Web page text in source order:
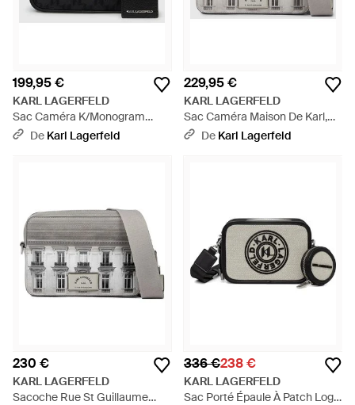
199,95 €
KARL LAGERFELD
Sac Caméra K/Monogram
Jacquard, Homme, Taille - Noir
De Karl Lagerfeld
229,95 €
KARL LAGERFELD
Sac Caméra Maison De Karl,
Homme, Taille - Gris
De Karl Lagerfeld
230 €
KARL LAGERFELD
Sacoche Rue St Guillaume
336 €238 €
KARL LAGERFELD
Sac Porté Épaule À Patch Logo